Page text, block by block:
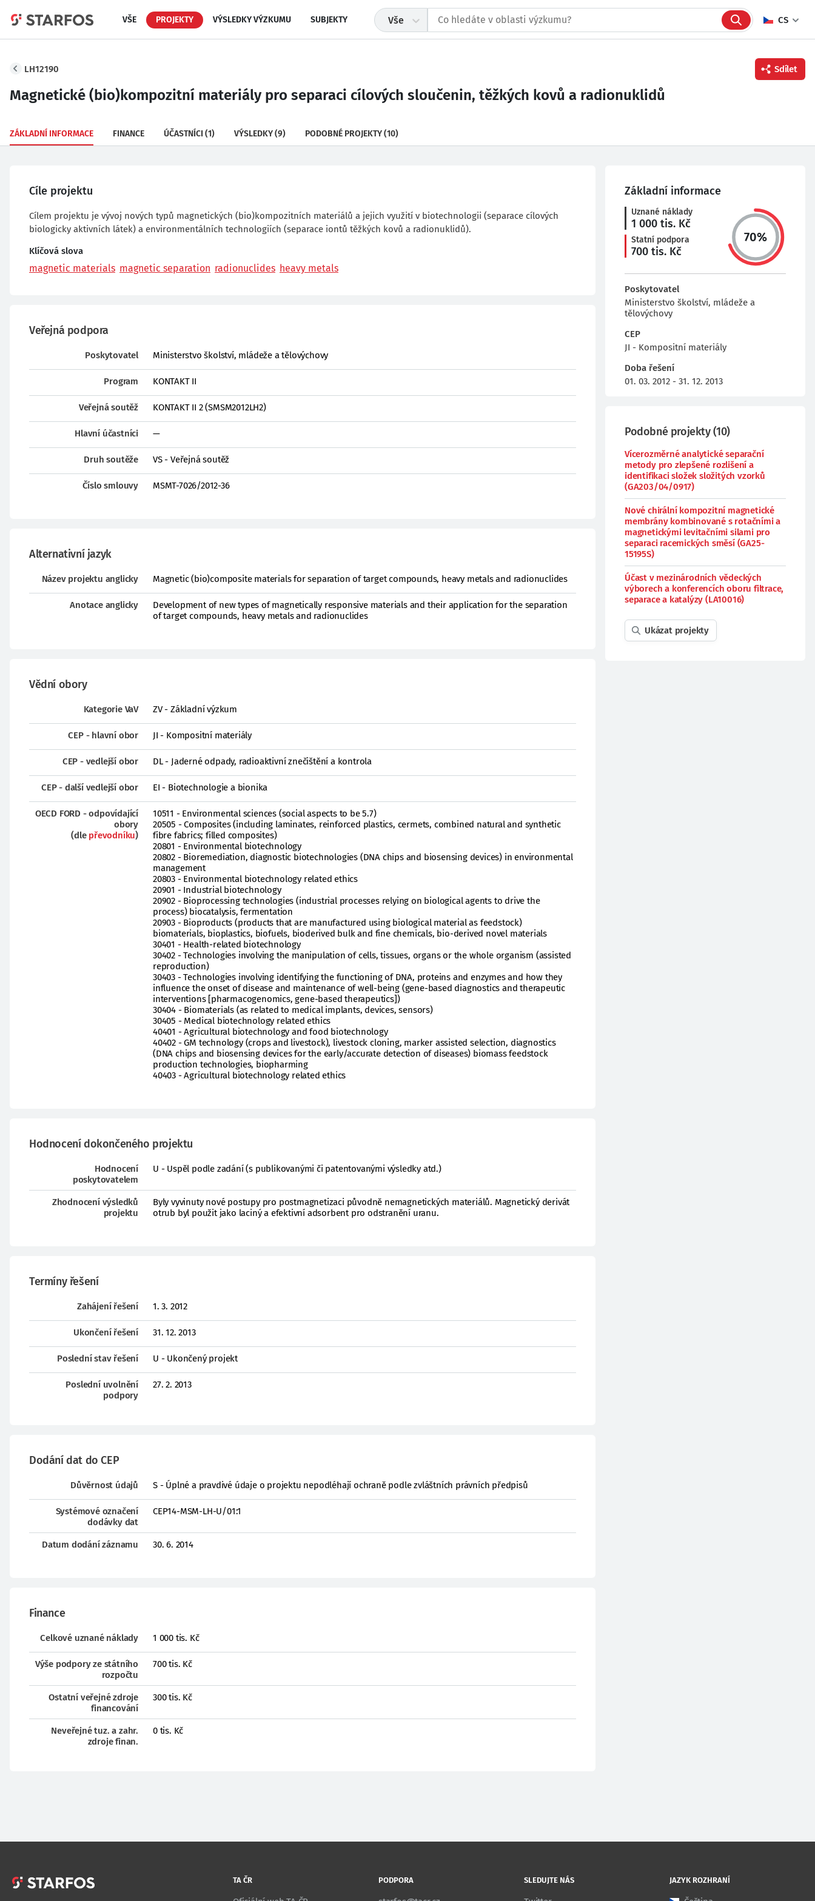
VŠE PROJEKTY VÝSLEDKY VÝZKUMU SUBJEKTY Vše CS
Twitter
LH12190 Sdílet
Magnetické (bio)kompozitní materiály pro separaci cílových sloučenin, těžkých kovů a radionuklidů
ZÁKLADNÍ INFORMACE FINANCE ÚČASTNÍCI (1) VÝSLEDKY(9) PODOBNÉ PROJEKTY(10)
Cíle projektu
Cílem projektu je vývoj nových typů magnetických (bio)kompozitních materiálů a jejich využití v biotechnologii (separace cílových
biologicky aktivních látek) a environmentálních technologiích (separace iontů těžkých kovů a radionuklidů).
Klíčová slova
magnetic materials magnetic separation radionuclides heavy metals
Veřejná podpora
Poskytovatel Ministerstvo školství, mládeže a tělovýchovy
Program KONTAKT II
Veřejná soutěž KONTAKT II 2 (SMSM2012LH2)
Hlavní účastníci —
Druh soutěže VS - Veřejná soutěž
Číslo smlouvy MSMT-7026/2012-36
Alternativní jazyk
Název projektu anglicky Magnetic (bio)composite materials for separation of target compounds, heavy metals and radionuclides
Anotace anglicky
Development of new types of magnetically responsive materials and their application for the separation
of target compounds, heavy metals and radionuclides
Vědní obory
Kategorie VaV ZV - Základní výzkum
CEP - hlavní obor JI - Kompositní materiály
CEP - vedlejší obor DL - Jaderné odpady, radioaktivní znečištění a kontrola
CEP - další vedlejší obor EI - Biotechnologie a bionika
OECD FORD - odpovídající
obory
(dle převodníku)
10511 - Environmental sciences (social aspects to be 5.7)
20505 - Composites (including laminates, reinforced plastics, cermets, combined natural and synthetic
fibre fabrics; filled composites)
20801 - Environmental biotechnology
20802 - Bioremediation, diagnostic biotechnologies (DNA chips and biosensing devices) in environmental
management
20803 - Environmental biotechnology related ethics
20901 - Industrial biotechnology
20902 - Bioprocessing technologies (industrial processes relying on biological agents to drive the
process) biocatalysis, fermentation
20903 - Bioproducts (products that are manufactured using biological material as feedstock)
biomaterials, bioplastics, biofuels, bioderived bulk and fine chemicals, bio-derived novel materials
30401 - Health-related biotechnology
30402 - Technologies involving the manipulation of cells, tissues, organs or the whole organism (assisted
reproduction)
30403 - Technologies involving identifying the functioning of DNA, proteins and enzymes and how they
influence the onset of disease and maintenance of well-being (gene-based diagnostics and therapeutic
interventions [pharmacogenomics, gene-based therapeutics])
30404 - Biomaterials (as related to medical implants, devices, sensors)
30405 - Medical biotechnology related ethics
40401 - Agricultural biotechnology and food biotechnology
40402 - GM technology (crops and livestock), livestock cloning, marker assisted selection, diagnostics
(DNA chips and biosensing devices for the early/accurate detection of diseases) biomass feedstock
production technologies, biopharming
40403 - Agricultural biotechnology related ethics
Hodnocení dokončeného projektu
Hodnocení
poskytovatelem
U - Uspěl podle zadání (s publikovanými či patentovanými výsledky atd.)
Zhodnocení výsledků
projektu
Byly vyvinuty nové postupy pro postmagnetizaci původně nemagnetických materiálů. Magnetický derivát
otrub byl použit jako laciný a efektivní adsorbent pro odstranění uranu.
Termíny řešení
Zahájení řešení 1. 3. 2012
Ukončení řešení 31. 12. 2013
Poslední stav řešení U - Ukončený projekt
Poslední uvolnění
podpory
27. 2. 2013
Dodání dat do CEP
Důvěrnost údajů S - Úplné a pravdivé údaje o projektu nepodléhají ochraně podle zvláštních právních předpisů
Systémové označení
dodávky dat
CEP14-MSM-LH-U/01:1
Datum dodání záznamu 30. 6. 2014
Finance
Celkové uznané náklady 1 000 tis. Kč
Výše podpory ze státního
rozpočtu
700 tis. Kč
Ostatní veřejné zdroje
financování
300 tis. Kč
Neveřejné tuz. a zahr.
zdroje finan.
0 tis. Kč
Základní informace
Uznané náklady
1 000 tis. Kč
Statní podpora
700 tis. Kč
70%
Poskytovatel
Ministerstvo školství, mládeže a
tělovýchovy
CEP
JI - Kompositní materiály
Doba řešení
01. 03. 2012 - 31. 12. 2013
Podobné projekty(10)
Vícerozměrné analytické separační
metody pro zlepšené rozlišení a
identifikaci složek složitých vzorků
(GA203/04/0917)
Nové chirální kompozitní magnetické
membrány kombinované s rotačními a
magnetickými levitačními silami pro
separaci racemických směsí (GA25-
15195S)
Účast v mezinárodních vědeckých
výborech a konferencích oboru filtrace,
separace a katalýzy (LA10016)
Ukázat projekty
TA ČR PODPORA SLEDUJTE NÁS JAZYK ROZHRANÍ